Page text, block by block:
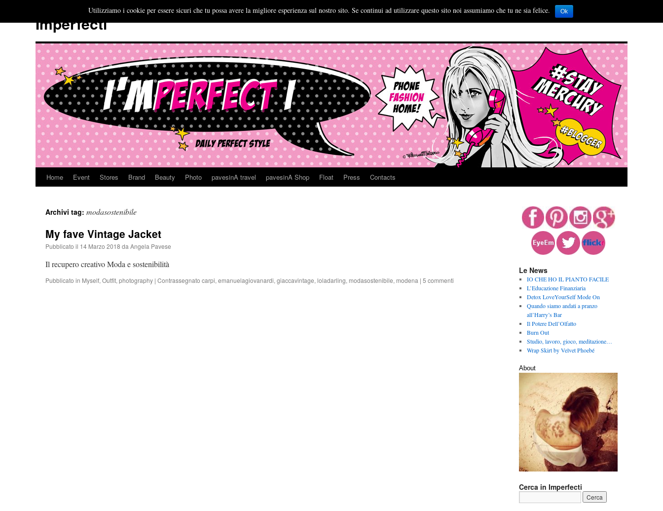
Imperfecti
Vai
contenuto
Home Event Stores Brand Beauty Photo pavesinA travel pavesinA Shop Float Press Contacts
Archivi tag: modasostenibile
My fave Vintage Jacket
Pubblicato il 14 Marzo 2018 da Angela Pavese
Il recupero creativo Moda e sostenibilità
Pubblicato in Myself, Outfit, photography | Contrassegnato carpi, emanuelagiovanardi, giaccavintage, loladarling, modasostenibile, modena | 5 commenti
Le News
IO CHE HO IL PIANTO FACILE
L’Educazione Finanziaria
Detox LoveYourSelf Mode On
Quando siamo andati a pranzo
all’Harry’s Bar
Il Potere Dell’Olfatto
Burn Out
Studio, lavoro, gioco, meditazione…
Wrap Skirt by Velvet Phoebé
About
Cerca in Imperfecti
Utilizziamo i cookie per essere sicuri che tu possa avere la migliore esperienza sul nostro sito. Se continui ad utilizzare questo sito noi assumiamo che tu ne sia felice. Ok